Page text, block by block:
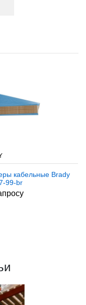
кабельные Brady
99-br